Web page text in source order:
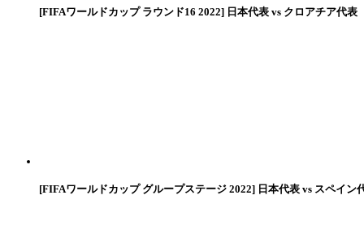
[FIFAワールドカップ ラウンド16 2022] 日本代表 vs クロアチア代表
[FIFAワールドカップ グループステージ 2022] 日本代表 vs スペイン